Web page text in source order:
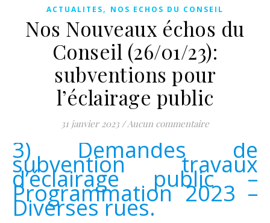
ACTUALITES, NOS ECHOS DU CONSEIL
Nos Nouveaux échos du
Conseil (26/01/23):
subventions pour
l’éclairage public
31 janvier 2023 /Aucun commentaire
3) Demandes de
subvention travaux
d’éclairage public –
Programmation 2023 –
Diverses rues.